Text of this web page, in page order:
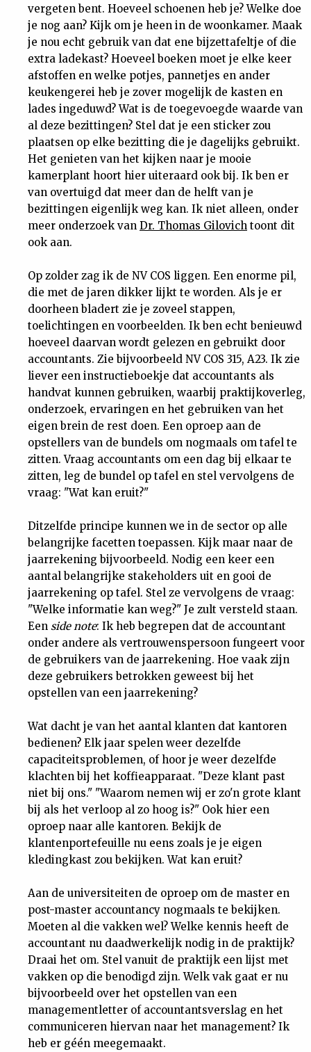
vergeten bent. Hoeveel schoenen heb je? Welke doe
je nog aan? Kijk om je heen in de woonkamer. Maak
je nou echt gebruik van dat ene bijzettafeltje of die
extra ladekast? Hoeveel boeken moet je elke keer
afstoffen en welke potjes, pannetjes en ander
keukengerei heb je zover mogelijk de kasten en
lades ingeduwd? Wat is de toegevoegde waarde van
al deze bezittingen? Stel dat je een sticker zou
plaatsen op elke bezitting die je dagelijks gebruikt.
Het genieten van het kijken naar je mooie
kamerplant hoort hier uiteraard ook bij. Ik ben er
van overtuigd dat meer dan de helft van je
bezittingen eigenlijk weg kan. Ik niet alleen, onder
meer onderzoek van Dr. Thomas Gilovich toont dit
ook aan.
Op zolder zag ik de NV COS liggen. Een enorme pil,
die met de jaren dikker lijkt te worden. Als je er
doorheen bladert zie je zoveel stappen,
toelichtingen en voorbeelden. Ik ben echt benieuwd
hoeveel daarvan wordt gelezen en gebruikt door
accountants. Zie bijvoorbeeld NV COS 315, A23. Ik zie
liever een instructieboekje dat accountants als
handvat kunnen gebruiken, waarbij praktijkoverleg,
onderzoek, ervaringen en het gebruiken van het
eigen brein de rest doen. Een oproep aan de
opstellers van de bundels om nogmaals om tafel te
zitten. Vraag accountants om een dag bij elkaar te
zitten, leg de bundel op tafel en stel vervolgens de
vraag: "Wat kan eruit?"
Ditzelfde principe kunnen we in de sector op alle
belangrijke facetten toepassen. Kijk maar naar de
jaarrekening bijvoorbeeld. Nodig een keer een
aantal belangrijke stakeholders uit en gooi de
jaarrekening op tafel. Stel ze vervolgens de vraag:
"Welke informatie kan weg?" Je zult versteld staan.
Een side note: Ik heb begrepen dat de accountant
onder andere als vertrouwenspersoon fungeert voor
de gebruikers van de jaarrekening. Hoe vaak zijn
deze gebruikers betrokken geweest bij het
opstellen van een jaarrekening?
Wat dacht je van het aantal klanten dat kantoren
bedienen? Elk jaar spelen weer dezelfde
capaciteitsproblemen, of hoor je weer dezelfde
klachten bij het koffieapparaat. "Deze klant past
niet bij ons." "Waarom nemen wij er zo'n grote klant
bij als het verloop al zo hoog is?" Ook hier een
oproep naar alle kantoren. Bekijk de
klantenportefeuille nu eens zoals je je eigen
kledingkast zou bekijken. Wat kan eruit?
Aan de universiteiten de oproep om de master en
post-master accountancy nogmaals te bekijken.
Moeten al die vakken wel? Welke kennis heeft de
accountant nu daadwerkelijk nodig in de praktijk?
Draai het om. Stel vanuit de praktijk een lijst met
vakken op die benodigd zijn. Welk vak gaat er nu
bijvoorbeeld over het opstellen van een
managementletter of accountantsverslag en het
communiceren hiervan naar het management? Ik
heb er géén meegemaakt.